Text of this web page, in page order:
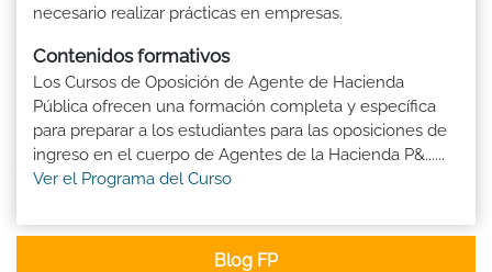
necesario realizar prácticas en empresas.
Contenidos formativos
Los Cursos de Oposición de Agente de Hacienda
Pública ofrecen una formación completa y específica
para preparar a los estudiantes para las oposiciones de
ingreso en el cuerpo de Agentes de la Hacienda P&......
Ver el Programa del Curso
Blog FP